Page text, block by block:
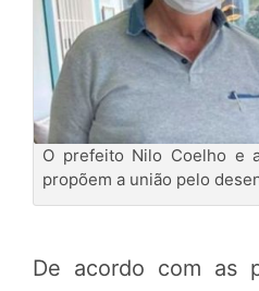
O prefeito Nilo Coelho e
propõem a união pelo
De acordo com as